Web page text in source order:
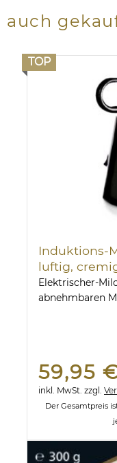
auch
TOP
Induktions-
luftig,
Elektrischer-
abnehmbaren
59,95
inkl. MwSt. zzgl.
Der Gesamtpreis